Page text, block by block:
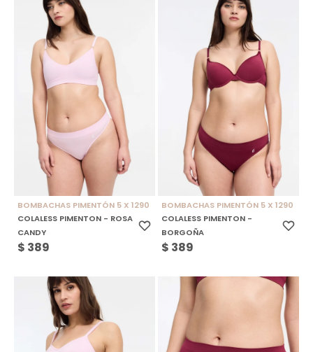
BOMBACHAS PIMENTÓN 5 X 1290
COLALESS PIMENTON - ROSA
CANDY
$ 389
BOMBACHAS PIMENTÓN 5 X 1290
COLALESS PIMENTON -
BORGOÑA
$ 389